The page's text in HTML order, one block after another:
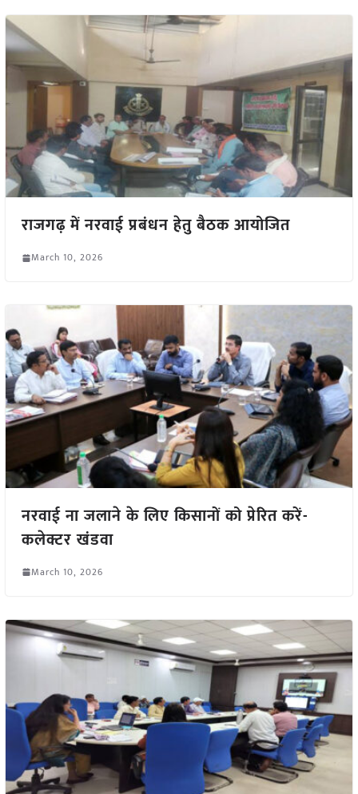
राजगढ़ में नरवाई प्रबंधन हेतु बैठक आयोजित
March 10, 2026
नरवाई ना जलाने के लिए किसानों को प्रेरित करें-
कलेक्टर खंडवा
March 10, 2026